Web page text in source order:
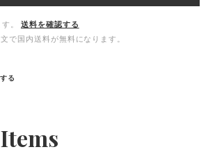
。
送料を確認する
で国内送料が無料になります。
る